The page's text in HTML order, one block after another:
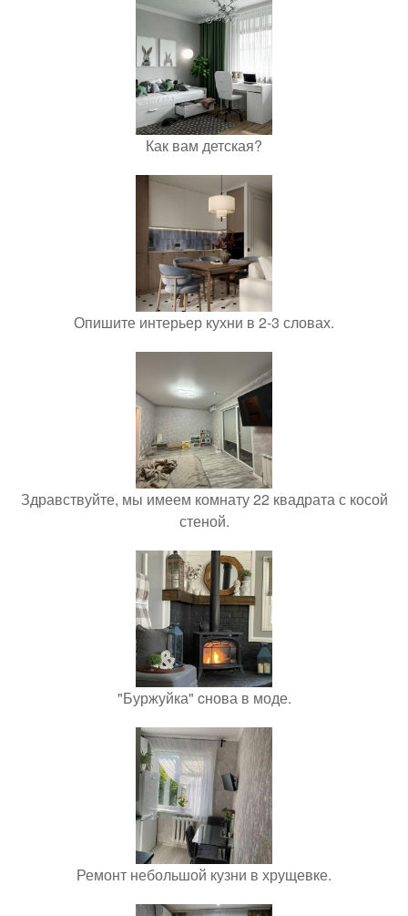
Как вам детская?
Опишите интерьер кухни в 2-3 словах.
Здравствуйте, мы имеем комнату 22 квадрата с косой
стеной.
"Буржуйка" cнова в моде.
Ремонт небольшой кузни в хрущевке.